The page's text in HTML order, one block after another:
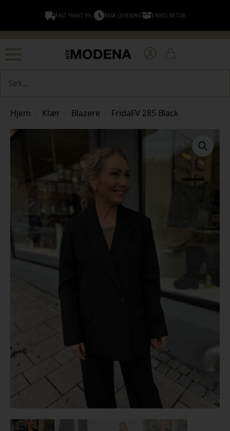
FAST FRAKT 99,- RASK LEVERING ENKEL RETUR
Hjem Klær Blazere FridaFV 285 Black